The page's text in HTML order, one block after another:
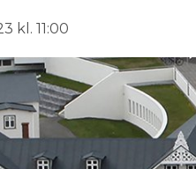
kl. 11:00